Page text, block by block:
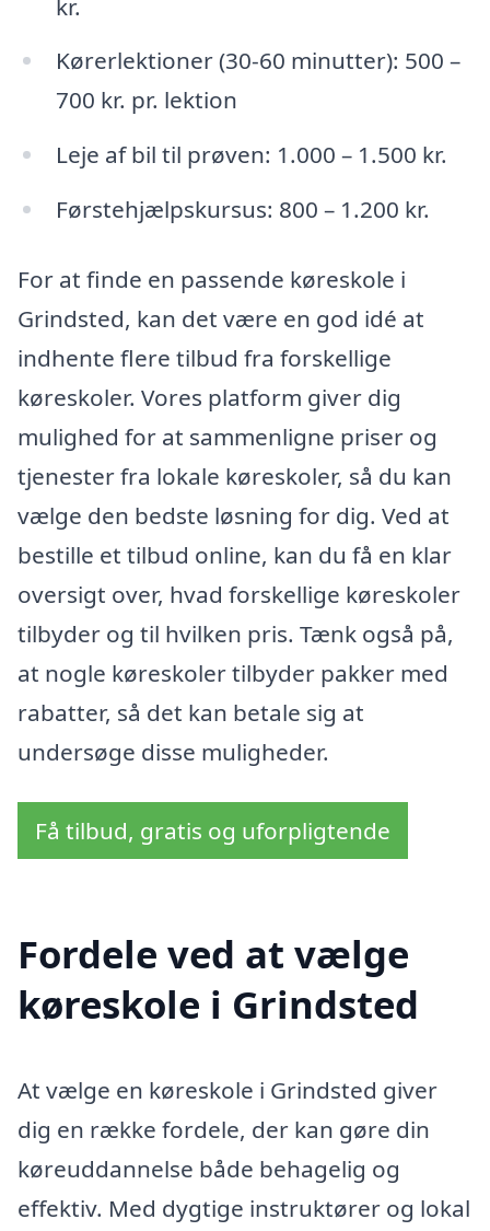
Kørerlektioner (30-60 minutter): 500 –
700 kr. pr. lektion
Leje af bil til prøven: 1.000 – 1.500 kr.
Førstehjælpskursus: 800 – 1.200 kr.
For at finde en passende køreskole i
Grindsted, kan det være en god idé at
indhente flere tilbud fra forskellige
køreskoler. Vores platform giver dig
mulighed for at sammenligne priser og
tjenester fra lokale køreskoler, så du kan
vælge den bedste løsning for dig. Ved at
bestille et tilbud online, kan du få en klar
oversigt over, hvad forskellige køreskoler
tilbyder og til hvilken pris. Tænk også på,
at nogle køreskoler tilbyder pakker med
rabatter, så det kan betale sig at
undersøge disse muligheder.
Få tilbud, gratis og uforpligtende
Fordele ved at vælge
køreskole i Grindsted
At vælge en køreskole i Grindsted giver
dig en række fordele, der kan gøre din
køreuddannelse både behagelig og
effektiv. Med dygtige instruktører og lokal